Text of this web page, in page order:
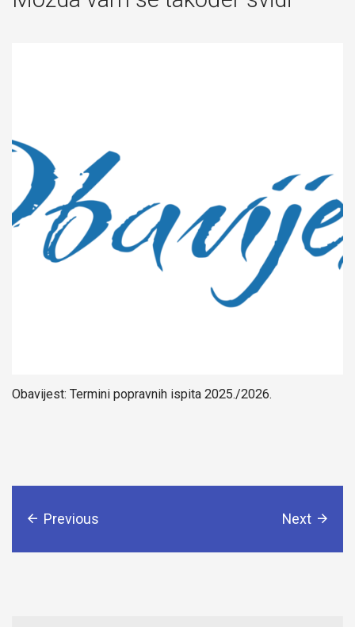
Obavijest: Termini popravnih ispita 2025./2026.
Previous Next